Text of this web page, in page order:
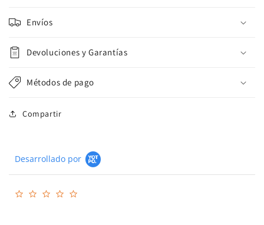
Envíos
Devoluciones y Garantías
Métodos de pago
Compartir
Desarrollado por